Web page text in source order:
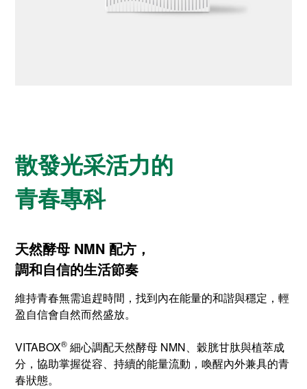
散發光采活力的
青春專科
天然酵母 NMN 配方，
調和自信的生活節奏
維持青春無需追趕時間，找到內在能量的和諧與穩定，輕
盈自信會自然而然盛放。
VITABOX® 細心調配天然酵母 NMN、穀胱甘肽與植萃成
分，協助掌握從容、持續的能量流動，喚醒內外兼具的青
春狀態。